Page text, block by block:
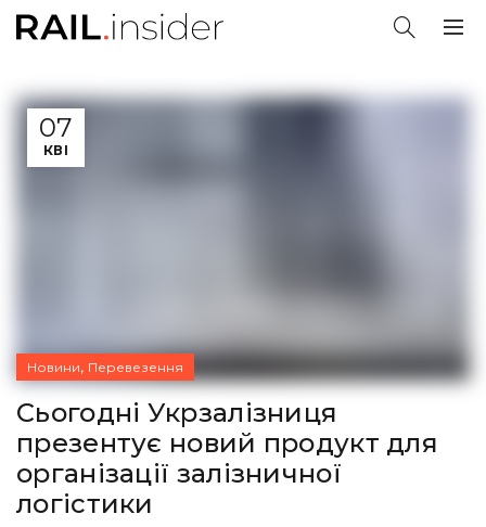
07
КВІ
Новини, Перевезення
Сьогодні Укрзалізниця
презентує новий продукт для
організації залізничної
логістики